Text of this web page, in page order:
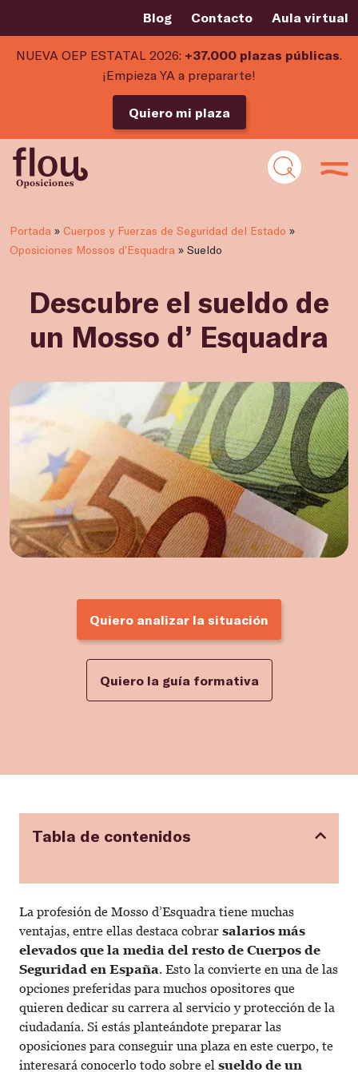
Blog Contacto Aula virtual
NUEVA OEP ESTATAL 2026: +37.000 plazas públicas.
¡Empieza YA a prepararte!
Quiero mi plaza
Portada » Cuerpos y Fuerzas de Seguridad del Estado »
Oposiciones Mossos d’Esquadra » Sueldo
Descubre el sueldo de
un Mosso d’ Esquadra
Quiero analizar la situación
Quiero la guía formativa
Tabla de contenidos
La profesión de Mosso d’Esquadra tiene muchas
ventajas, entre ellas destaca cobrar salarios más
elevados que la media del resto de Cuerpos de
Seguridad en España. Esto la convierte en una de las
opciones preferidas para muchos opositores que
quieren dedicar su carrera al servicio y protección de la
ciudadanía. Si estás planteándote preparar las
oposiciones para conseguir una plaza en este cuerpo, te
interesará conocerlo todo sobre el sueldo de un